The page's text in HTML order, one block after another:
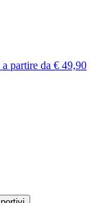
a partire da € 49,90